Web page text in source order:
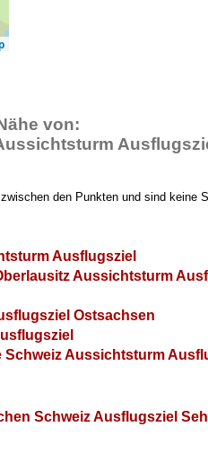
von:
den Punkten und sind keine
Ausflugsziel
Aussichtsturm
Ostsachsen
Aussichtsturm
Schweiz Ausflugsziel